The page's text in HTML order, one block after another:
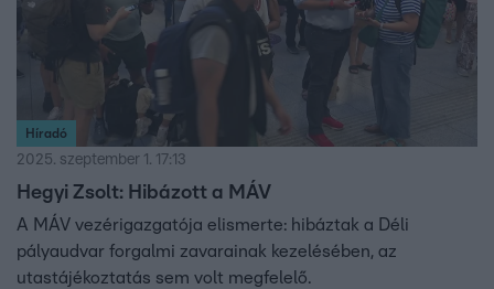
Híradó
2025. szeptember 1. 17:13
Hegyi Zsolt: Hibázott a MÁV
A MÁV vezérigazgatója elismerte: hibáztak a Déli
pályaudvar forgalmi zavarainak kezelésében, az
utastájékoztatás sem volt megfelelő.